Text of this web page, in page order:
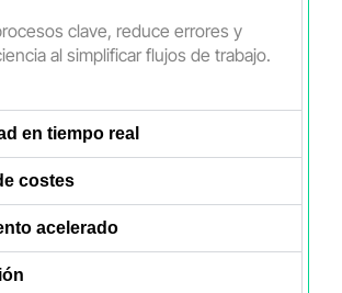
clave, reduce errores y
al simplificar flujos de trabajo.
en tiempo real
costes
acelerado